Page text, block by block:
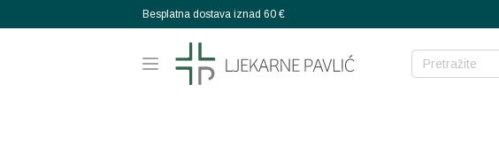
Besplatna dostava iznad 60 €